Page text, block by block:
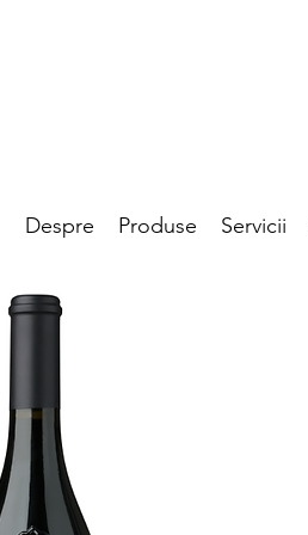
Despre Produse Servicii